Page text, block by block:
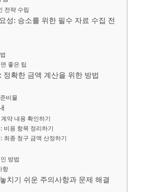
전략 수립
성: 승소를 위한 필수 자료 수집 전
좋은 팁
정확한 금액 계산을 위한 방법
비물
약 내용 확인하기
비용 항목 정리하기
최종 청구 금액 산정하기
방법
항
치기 쉬운 주의사항과 문제 해결